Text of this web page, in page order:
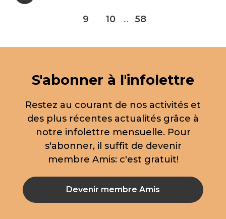
9 10 ... 58
S'abonner à l'infolettre
Restez au courant de nos activités et
des plus récentes actualités grâce à
notre infolettre mensuelle. Pour
s'abonner, il suffit de devenir
membre Amis: c'est gratuit!
Devenir membre Amis